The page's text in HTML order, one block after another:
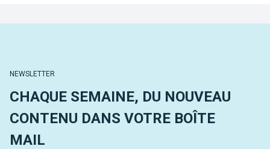
NEWSLETTER
CHAQUE SEMAINE, DU NOUVEAU
CONTENU DANS VOTRE BOÎTE
MAIL